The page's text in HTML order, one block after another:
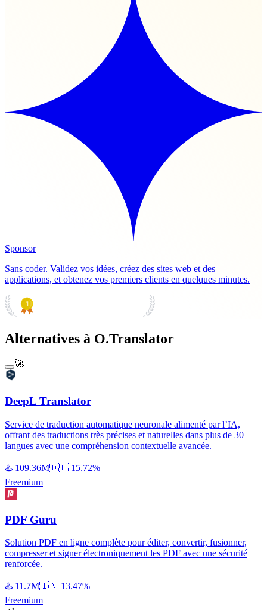
Sponsor
Sans coder. Validez vos idées, créez des sites web et des
applications, et obtenez vos premiers clients en quelques minutes.
Alternatives à O.Translator
🚀
DeepL Translator
Service de traduction automatique neuronale alimenté par l’IA,
offrant des traductions très précises et naturelles dans plus de 30
langues avec une compréhension contextuelle avancée.
♨️ 109.36M🇩🇪 15.72%
Freemium
PDF Guru
Solution PDF en ligne complète pour éditer, convertir, fusionner,
compresser et signer électroniquement les PDF avec une sécurité
renforcée.
♨️ 11.7M🇮🇳 13.47%
Freemium